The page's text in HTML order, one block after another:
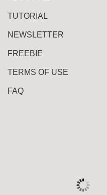
TUTORIAL
NEWSLETTER
FREEBIE
TERMS OF USE
FAQ